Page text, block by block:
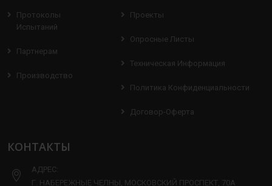
Протоколы
Испытаний
Партнерам
Производство
Проекты
Опросные Листы
Техническая Информация
Политика Конфиденциальности
Договор-Оферта
КОНТАКТЫ
АДРЕС:
Г. НАБЕРЕЖНЫЕ ЧЕЛНЫ, МОСКОВСКИЙ ПРОСПЕКТ, 70А